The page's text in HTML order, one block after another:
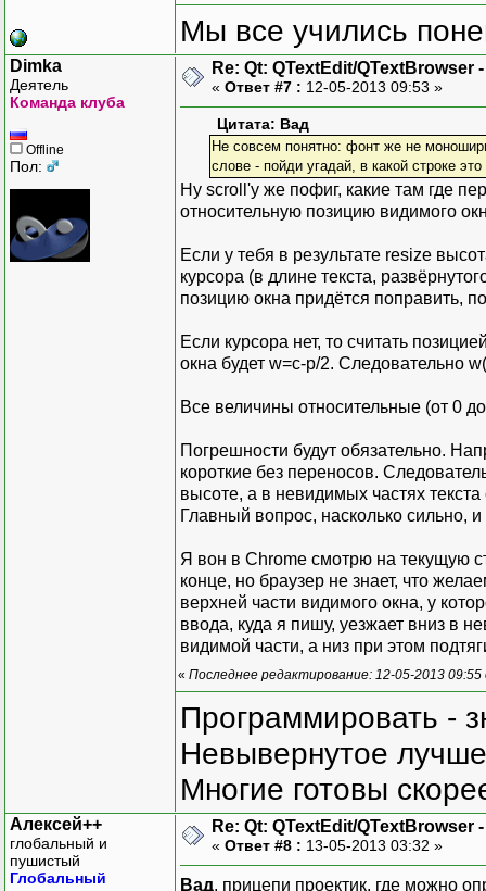
Мы все учились
Dimka
Деятель
Команда клуба
Offline
Пол:
Re: Qt: QTextEdit/QTextBrowser
« Ответ #7 : 12-05-2013 09:53 »
Цитата: Вад
Не совсем понятно: фонт же не
слове - пойди угадай, в какой строке
Ну scroll'у же пофиг, какие там где
относительную позицию видимого
Если у тебя в результате resize
курсора (в длине текста,
позицию окна придётся поправить,
Если курсора нет, то считать
окна будет w=c-p/2. Следовательно
Все величины относительные (от 0
Погрешности будут обязательно.
короткие без переносов.
высоте, а в невидимых частях
Главный вопрос, насколько сильно,
Я вон в Chrome смотрю на текущую
конце, но браузер не знает, что
верхней части видимого окна, у
ввода, куда я пишу, уезжает вниз в
видимой части, а низ при этом
« Последнее редактирование: 12-05-2013
Программировать -
Невывернутое
Многие готовы
Алексей++
глобальный и
пушистый
Глобальный
Re: Qt: QTextEdit/QTextBrowser
« Ответ #8 : 13-05-2013 03:32 »
Вад, прицепи проектик, где можно